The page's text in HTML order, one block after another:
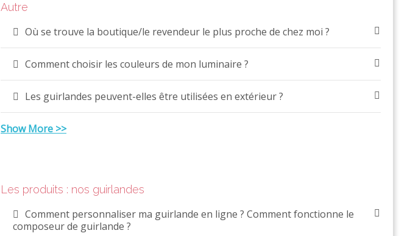
Autre
Où se trouve la boutique/le revendeur le plus proche de chez moi ?
Comment choisir les couleurs de mon luminaire ?
Les guirlandes peuvent-elles être utilisées en extérieur ?
Show More >>
Les produits : nos guirlandes
Comment personnaliser ma guirlande en ligne ? Comment fonctionne le
composeur de guirlande ?